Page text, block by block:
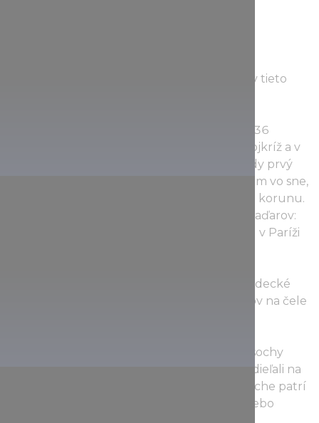
Dnes vítajú návštevníkov Námestia hrdinov tieto
V strede stojí socha archanjela Gabriela na 36
metrov vysokom stĺpe. V ľavej ruke drží dvojkríž a v
pravej Svätú korunu, pretože podľa legendy prvý
uhorský kráľ Štefan bol vyzvaný archanjelom vo sne,
aby konvertoval na kresťanstvo a sám si dal korunu.
Ukázalo sa, že dielo je obľúbené nielen u Maďarov:
získalo tiež hlavnú cenu svetového veľtrhu v Paríži
Podstavec Gabrielovho stĺpa obklopujú jazdecké
sochy vodcov siedmich maďarských kmeňov na čele
Na kolonádach sú 2,8 m vysoké bronzové sochy
historických osobností, ktoré sa aktívne podieľali na
tvorbe moderného Maďarska. Ku každej soche patrí
reliéf zobrazujúci scénu typickú pre éru alebo